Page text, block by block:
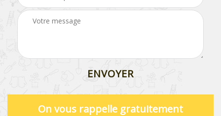
On vous rappelle gratuitement